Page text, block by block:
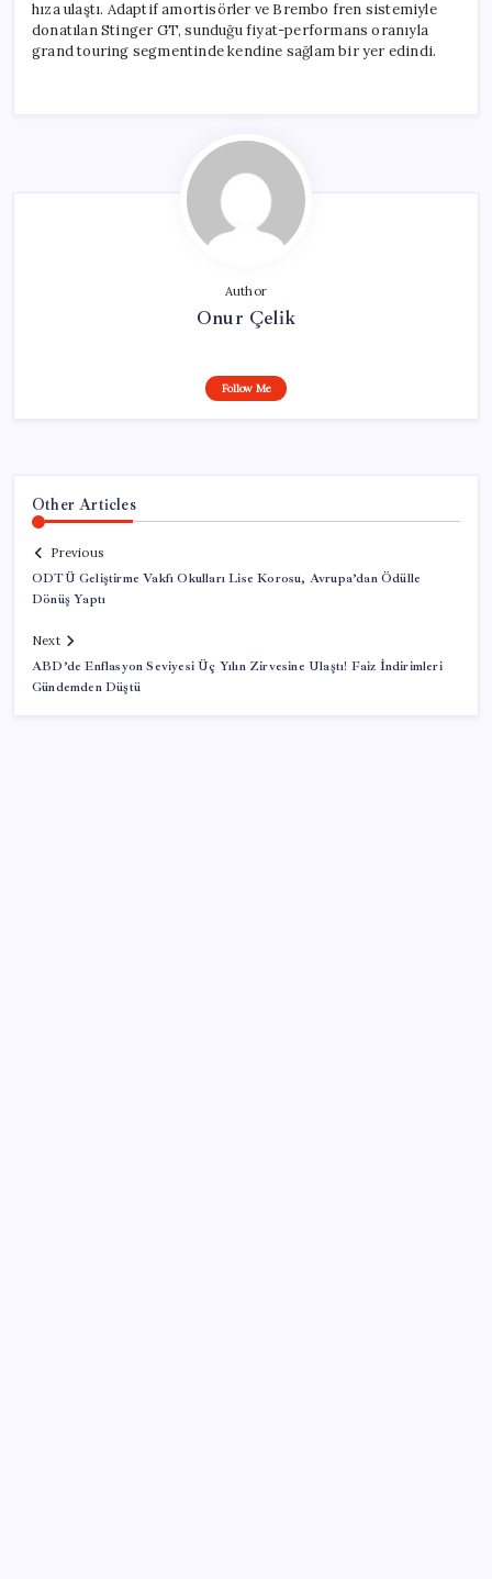
hıza ulaştı. Adaptif amortisörler ve Brembo fren sistemiyle
donatılan Stinger GT, sunduğu fiyat-performans oranıyla
grand touring segmentinde kendine sağlam bir yer edindi.
Author
Onur Çelik
Follow Me
Other Articles
Previous
ODTÜ Geliştirme Vakfı Okulları Lise Korosu, Avrupa’dan Ödülle
Dönüş Yaptı
Next
ABD’de Enflasyon Seviyesi Üç Yılın Zirvesine Ulaştı! Faiz İndirimleri
Gündemden Düştü